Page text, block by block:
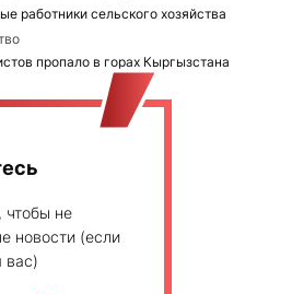
работники сельского хозяйства
пропало в горах Кыргызстана
чтобы не
новости (если
вас)